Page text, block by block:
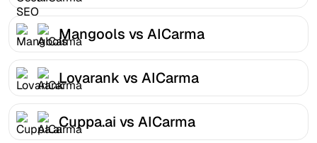
Mangools vs AICarma
Lovarank vs AICarma
Cuppa.ai vs AICarma